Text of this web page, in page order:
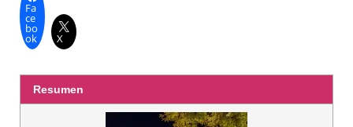
Fa
ce
bo
ok X
Resumen